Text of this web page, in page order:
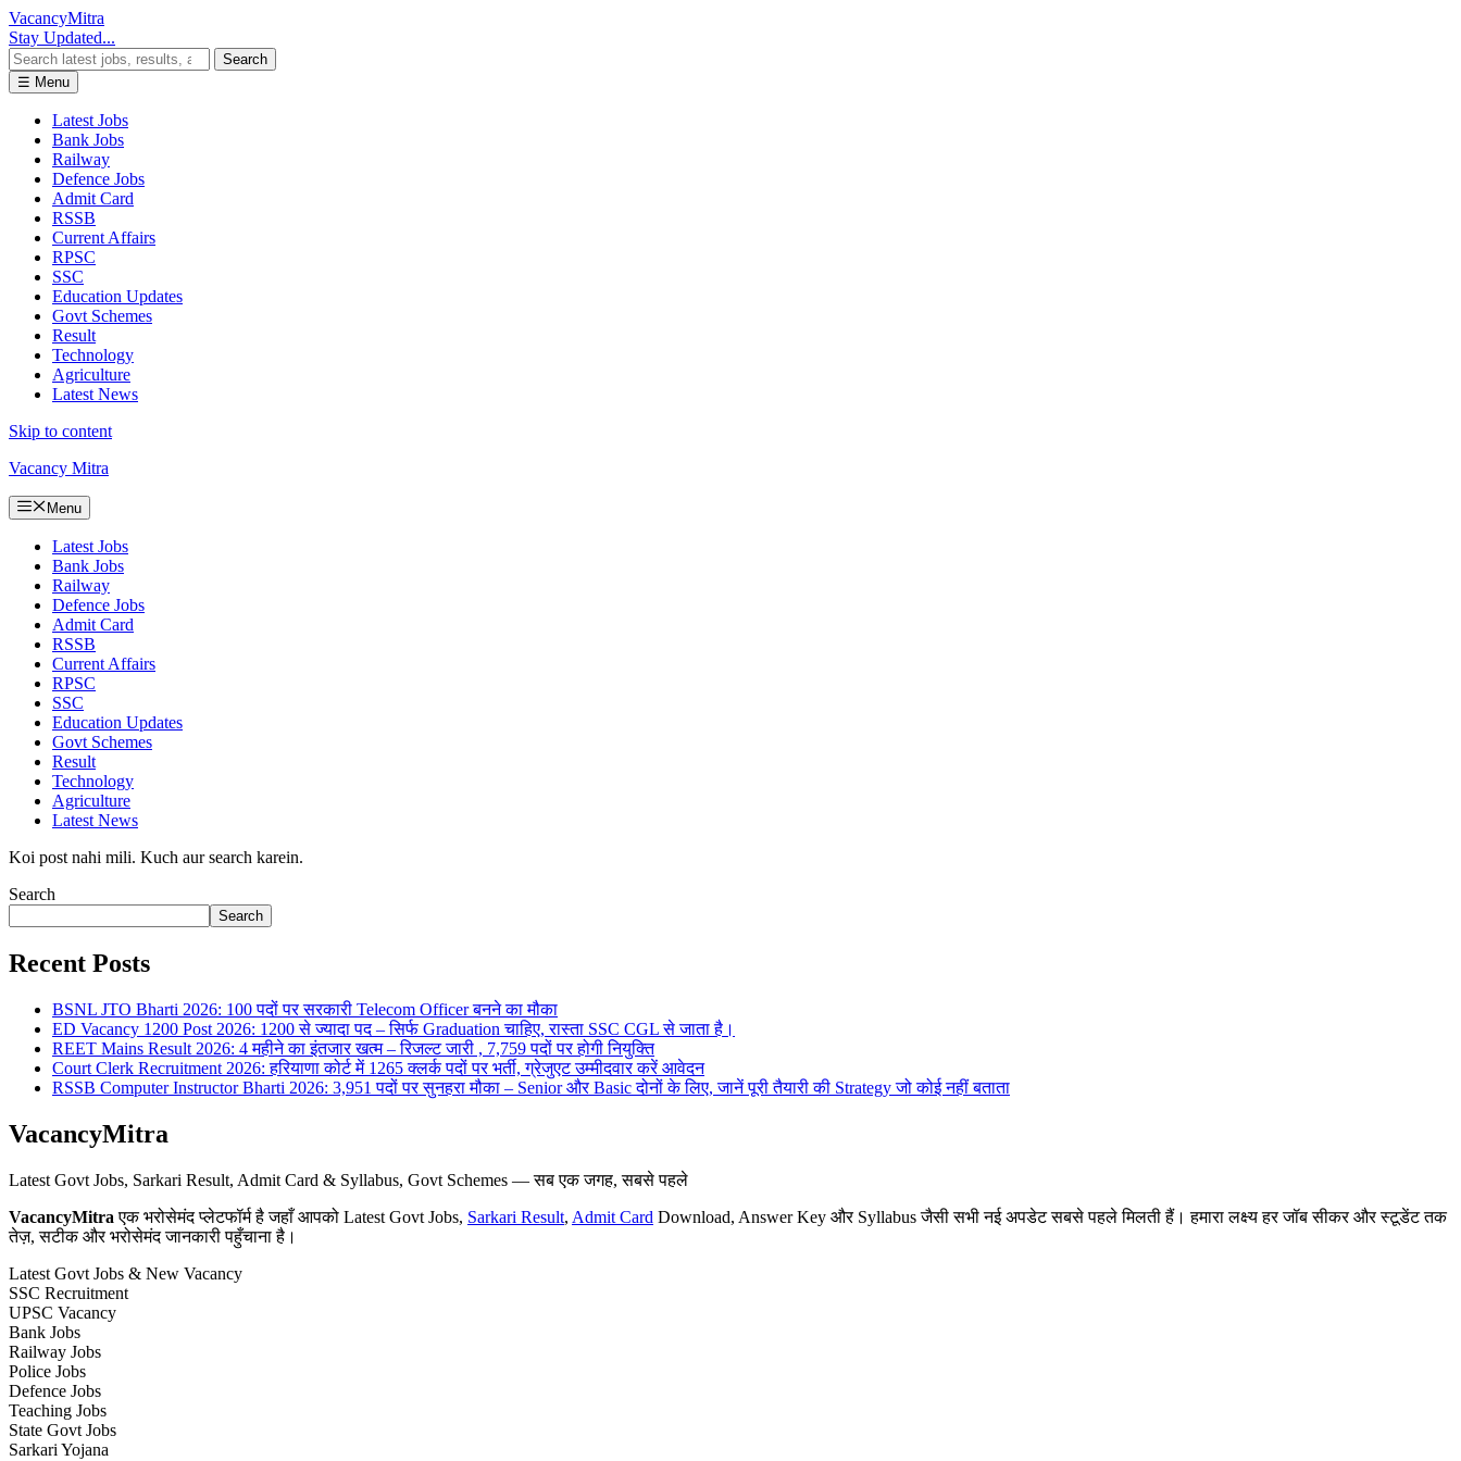
VacancyMitra
Stay Updated...
Search
☰ Menu
Latest Jobs
Bank Jobs
Railway
Defence Jobs
Admit Card
RSSB
Current Affairs
RPSC
SSC
Education Updates
Govt Schemes
Result
Technology
Agriculture
Latest News
Skip to content
Vacancy Mitra
Menu
Latest Jobs
Bank Jobs
Railway
Defence Jobs
Admit Card
RSSB
Current Affairs
RPSC
SSC
Education Updates
Govt Schemes
Result
Technology
Agriculture
Latest News
Koi post nahi mili. Kuch aur search karein.
Search
Search
Recent Posts
BSNL JTO Bharti 2026: 100 पदों पर सरकारी Telecom Officer बनने का मौका
ED Vacancy 1200 Post 2026: 1200 से ज्यादा पद – सिर्फ Graduation चाहिए, रास्ता SSC CGL से जाता है।
REET Mains Result 2026: 4 महीने का इंतजार खत्म – रिजल्ट जारी , 7,759 पदों पर होगी नियुक्ति
Court Clerk Recruitment 2026: हरियाणा कोर्ट में 1265 क्लर्क पदों पर भर्ती, ग्रेजुएट उम्मीदवार करें आवेदन
RSSB Computer Instructor Bharti 2026: 3,951 पदों पर सुनहरा मौका – Senior और Basic दोनों के लिए, जानें पूरी तैयारी की Strategy जो कोई नहीं बताता
VacancyMitra
Latest Govt Jobs, Sarkari Result, Admit Card & Syllabus, Govt Schemes — सब एक जगह, सबसे पहले
VacancyMitra एक भरोसेमंद प्लेटफॉर्म है जहाँ आपको Latest Govt Jobs, Sarkari Result, Admit Card Download, Answer Key और Syllabus जैसी सभी नई अपडेट सबसे पहले मिलती हैं। हमारा लक्ष्य हर जॉब सीकर और स्टूडेंट तक
तेज़, सटीक और भरोसेमंद जानकारी पहुँचाना है।
Latest Govt Jobs & New Vacancy
SSC Recruitment
UPSC Vacancy
Bank Jobs
Railway Jobs
Police Jobs
Defence Jobs
Teaching Jobs
State Govt Jobs
Sarkari Yojana